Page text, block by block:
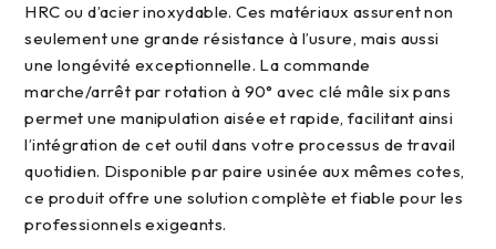
HRC ou d’acier inoxydable. Ces matériaux assurent non
seulement une grande résistance à l’usure, mais aussi
une longévité exceptionnelle. La commande
marche/arrêt par rotation à 90° avec clé mâle six pans
permet une manipulation aisée et rapide, facilitant ainsi
l’intégration de cet outil dans votre processus de travail
quotidien. Disponible par paire usinée aux mêmes cotes,
ce produit offre une solution complète et fiable pour les
professionnels exigeants.